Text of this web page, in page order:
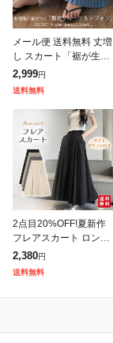
メール便 送料無料 丈増
し スカート「裾が生ま
れ変わる」 シフォン ペ
チコート ペチスカート
ペチコートスカート ロ
ングスカート
2,999円
送料無料
2点目20%OFF!夏新作
フレアスカート ロング
スカート ミモレスカー
ト レディース 裏地なし
ハイウエスト ウエスト
2,380円
送料無料